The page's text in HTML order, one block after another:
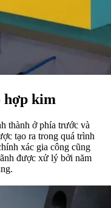
hợp kim
thành ở phía trước và
tạo ra trong quá trình
xác gia công cũng
được xử lý bởi năm